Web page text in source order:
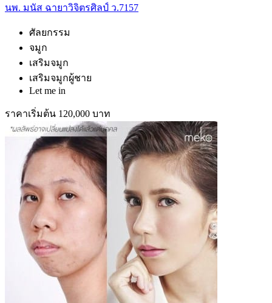
นพ. มนัส ฉายาวิจิตรศิลป์ ว.7157
ศัลยกรรม
จมูก
เสริมจมูก
เสริมจมูกผู้ชาย
Let me in
ราคาเริ่มต้น 120,000 บาท